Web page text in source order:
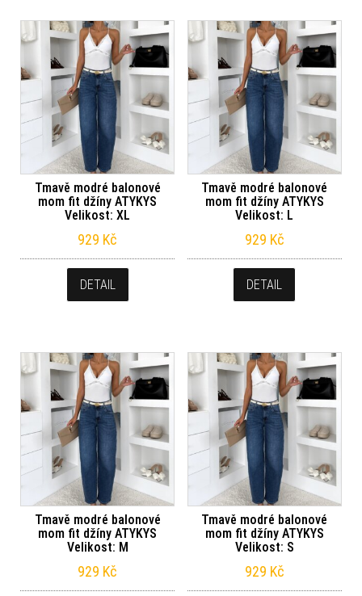
Tmavě modré balonové
mom fit džíny ATYKYS
Velikost: XL
929 Kč
DETAIL
Tmavě modré balonové
mom fit džíny ATYKYS
Velikost: L
929 Kč
DETAIL
Tmavě modré balonové
mom fit džíny ATYKYS
Velikost: M
929 Kč
Tmavě modré balonové
mom fit džíny ATYKYS
Velikost: S
929 Kč